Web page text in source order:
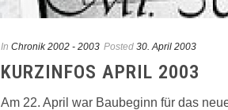
In Chronik 2002 - 2003 Posted 30. April 2003
KURZINFOS APRIL 2003
Am 22. April war Baubeginn für das